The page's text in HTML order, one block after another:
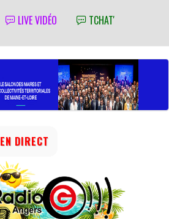
LIVE VIDÉO TCHAT'
EN DIRECT